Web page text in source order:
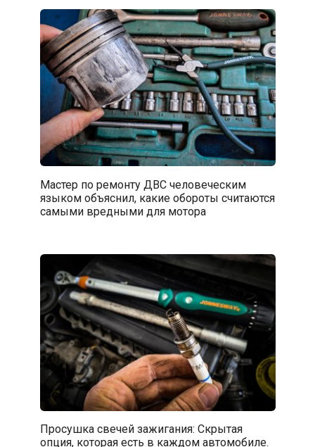
Мастер по ремонту ДВС человеческим
языком объяснил, какие обороты считаются
самыми вредными для мотора
Просушка свечей зажигания: Скрытая
опция, которая есть в каждом автомобиле.